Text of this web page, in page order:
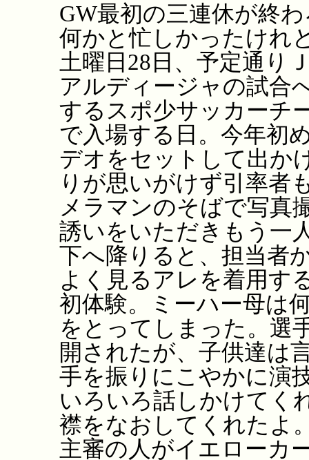
GW最初の三連休が終
何かと忙しかったけれ
土曜日28日、予定通り
アルディージャの試合
するスポ少サッカーチ
で入場する日。今年初
デオをセットして出か
りが思いがけず引率者
メラマンのそばで写真
誘いをいただきもう一
下へ降りると、担当者
よく見るアレを着用す
初体験。ミーハー母は
をとってしまった。選
開されたが、子供達は
手を振りにこやかに演
いろいろ話しかけてく
襟をなおしてくれたよ
主審の人がイエローカ